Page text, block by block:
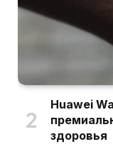
Huawei
здоровья